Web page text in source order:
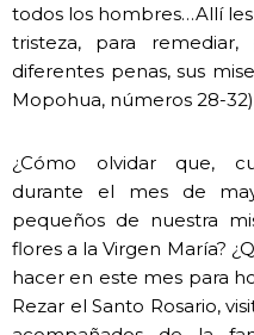
todos los hombres…Allí
tristeza, para
diferentes penas, sus
Mopohua, números 28-
¿Cómo olvidar que,
durante el mes de
pequeños de nuestra
flores a la Virgen María?
hacer en este mes para
Rezar el Santo Rosario,